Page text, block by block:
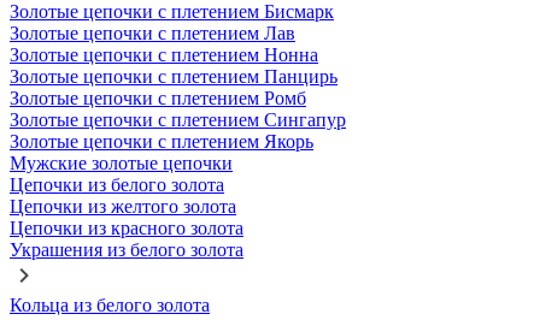
Золотые цепочки с плетением Бисмарк
Золотые цепочки с плетением Лав
Золотые цепочки с плетением Нонна
Золотые цепочки с плетением Панцирь
Золотые цепочки с плетением Ромб
Золотые цепочки с плетением Сингапур
Золотые цепочки с плетением Якорь
Мужские золотые цепочки
Цепочки из белого золота
Цепочки из желтого золота
Цепочки из красного золота
Украшения из белого золота
Кольца из белого золота